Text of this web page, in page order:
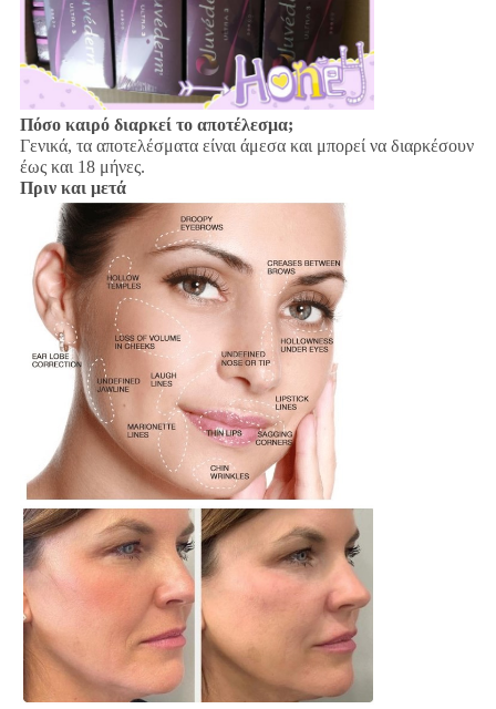
Πόσο καιρό διαρκεί το αποτέλεσμα;
Γενικά, τα αποτελέσματα είναι άμεσα και μπορεί να διαρκέσουν
έως και 18 μήνες.
Πριν και μετά